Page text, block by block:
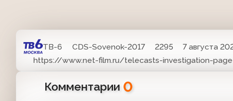
ТВ-6 CDS-Sovenok-2017 2295
7 августа
https://www.net-film.ru/telecasts-investigation-
Комментарии 0